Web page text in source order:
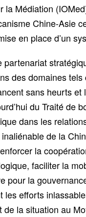
la Médiation
Chine-Asie
en place d’un
des domaines
sans heurts
du Traité de
dans les
de la
la
faciliter la
pour la
les efforts
de la situation au